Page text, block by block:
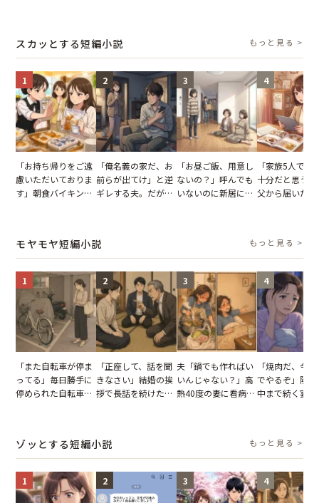
が一変
スカッとする短編小説 もっと見る >
1
「お持ち帰りをご遠
慮いただいておりま
す」朝食バイキング
が一変
2
「俺名義の家だ、お
前らが出てけ」と逆
ギレする夫。だが、
3
「お昼ご飯、用意し
ないの？」呼んでも
いないのに新居にあ
4
「家族5人で3
十分だと思う
父から届いたご
モヤモヤ短編小説 もっと見る >
1
「また自転車が停ま
ってる」毎日勝手に
停められた自転車。
2
「正座して、話を聞
きなさい」結婚の挨
拶で長話を続けた義
3
夫「鍋でも作ればい
いんじゃない？」高
熱40度の妻に看病な
4
「焼肉だ、今
でやるぞ」隣
中まで続く宴
ゾッとする短編小説 もっと見る >
1 2 3 4